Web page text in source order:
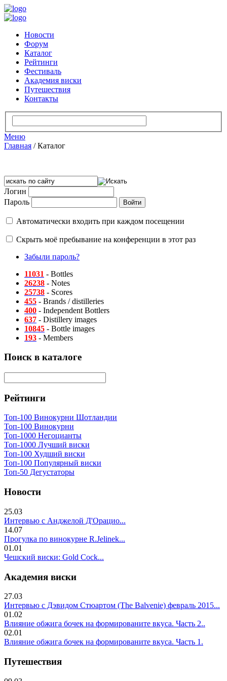
Новости
Форум
Каталог
Рейтинги
Фестиваль
Академия виски
Путешествия
Контакты
Меню
Главная /Каталог
Логин
Пароль
Автоматически входить при каждом посещении
Скрыть моё пребывание на конференции в этот раз
Забыли пароль?
11031 - Bottles
26238 - Notes
25738 - Scores
455 - Brands / distilleries
400 - Independent Bottlers
637 - Distillery images
10845 - Bottle images
193 - Members
Поиск в каталоге
Рейтинги
Топ-100 Винокурни Шотландии
Топ-100 Винокурни
Топ-1000 Негоцианты
Топ-1000 Лучший виски
Топ-100 Худший виски
Топ-100 Популярный виски
Топ-50 Дегустаторы
Новости
25.03
Интервью с Анджелой Д'Орацио...
14.07
Прогулка по винокурне R.Jelinek...
01.01
Чешский виски: Gold Cock...
Академия виски
27.03
Интервью с Дэвидом Стюартом (The Balvenie) февраль 2015...
01.02
Влияние обжига бочек на формированите вкуса. Часть 2..
02.01
Влияние обжига бочек на формированите вкуса. Часть 1.
Путешествия